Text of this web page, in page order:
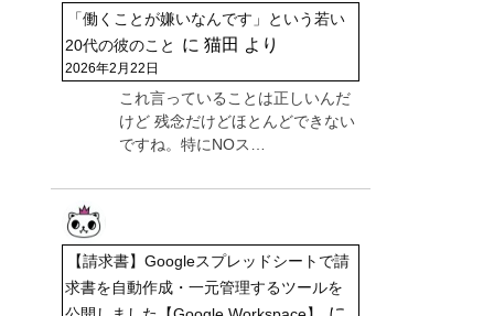
「働くことが嫌いなんです」という若い
20代の彼のこと
に 猫田 より
2026年2月22日
これ言っていることは正しいんだ
けど 残念だけどほとんどできない
ですね。特にNOス…
【請求書】Googleスプレッドシートで請
求書を自動作成・一元管理するツールを